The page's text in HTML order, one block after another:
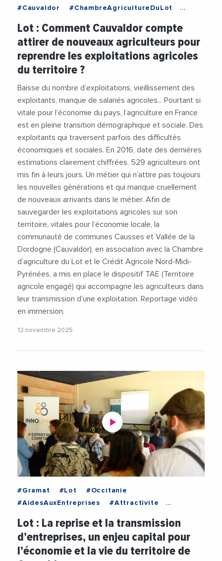
#Cauvaldor
#ChambreAgricultureDuLot
#ExploitationAgricole
#JeanClaudeFouche
#Label
#Social #Videos
Lot : Comment Cauvaldor compte
attirer de nouveaux agriculteurs pour
reprendre les exploitations agricoles
du territoire ?
Baisse du nombre d’exploitations, vieillissement des
exploitants, manque de salariés agricoles... Pourtant si
vitale pour l’économie du pays, l’agriculture en France
est en pleine transition démographique et sociale. Des
exploitants qui traversent parfois des difficultés
économiques et sociales. En 2016, date des dernières
estimations clairement chiffrées, 529 agriculteurs ont
mis fin à leurs jours. Un métier qui n’attire pas toujours
les nouvelles générations et qui manque cruellement
de nouveaux arrivants dans le métier. Afin de
sauvegarder les exploitations agricoles sur son
territoire, vitales pour l’économie locale, la
communauté de communes Causses et Vallée de la
Dordogne (Cauvaldor), en association avec la Chambre
d’agriculture du Lot et le Crédit Agricole Nord-Midi-
Pyrénées, a mis en place le dispositif TAE (Territoire
agricole engagé) qui accompagne les agriculteurs dans
leur transmission d’une exploitation. Reportage vidéo
en immersion.
12 novembre 2025
#Gramat #Lot
#Occitanie
#AidesAuxEntreprises
#Attractivite
#CauvaldorExpansion
#CCILot
#CMALot
#CreationDEntreprise
#Emploi
#Entrepreneuriat
#Entrepreneurs
Lot : La reprise et la transmission
d’entreprises, un enjeu capital pour
l’économie et la vie du territoire de